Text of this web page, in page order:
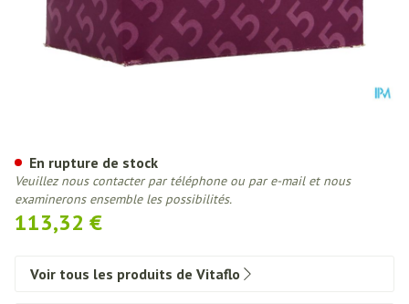
113,32 €
En rupture de stock
Veuillez nous contacter par téléphone ou par e-mail et nous
examinerons ensemble les possibilités.
Voir tous les produits de Vitaflo